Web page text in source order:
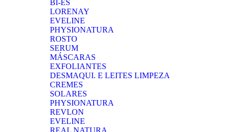
BI-ES
LORENAY
EVELINE
PHYSIONATURA
ROSTO
SERUM
MÁSCARAS
EXFOLIANTES
DESMAQUI. E LEITES LIMPEZA
CREMES
SOLARES
PHYSIONATURA
REVLON
EVELINE
REAL NATURA